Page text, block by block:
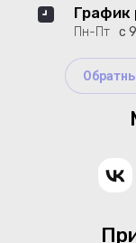
График
Пн-Пт с